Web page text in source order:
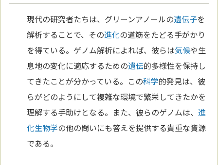
現代の研究者たちは、グリーンアノールの遺伝子を
解析することで、その進化の道筋をたどる手がかり
を得ている。ゲノム解析によれば、彼らは気候や生
息地の変化に適応するための遺伝的多様性を保持し
てきたことが分かっている。この科学的発見は、彼
らがどのようにして複雑な環境で繁栄してきたかを
理解する手助けとなる。また、彼らのゲノムは、進
化生物学の他の問いにも答えを提供する貴重な資源
である。